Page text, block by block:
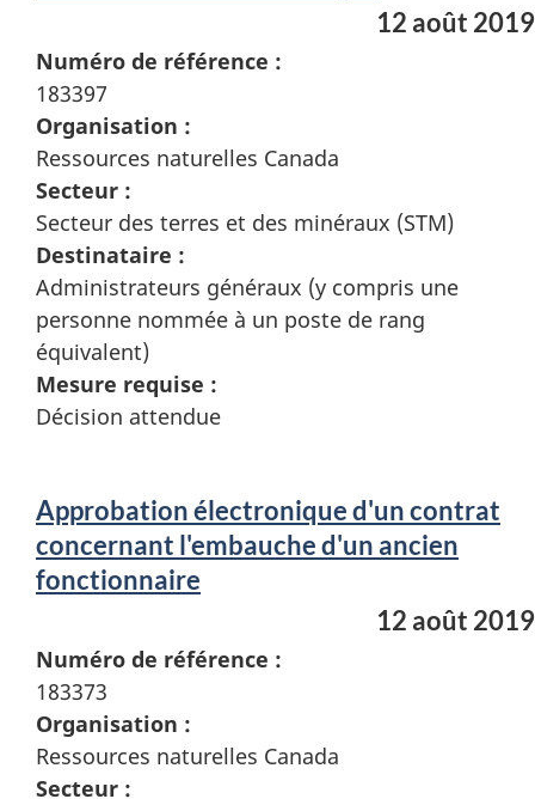
12 août 2019
Numéro de référence :
183397
Organisation :
Ressources naturelles Canada
Secteur :
Secteur des terres et des minéraux (STM)
Destinataire :
Administrateurs généraux (y compris une
personne nommée à un poste de rang
équivalent)
Mesure requise :
Décision attendue
Approbation électronique d'un contrat
concernant l'embauche d'un ancien
fonctionnaire
12 août 2019
Numéro de référence :
183373
Organisation :
Ressources naturelles Canada
Secteur :